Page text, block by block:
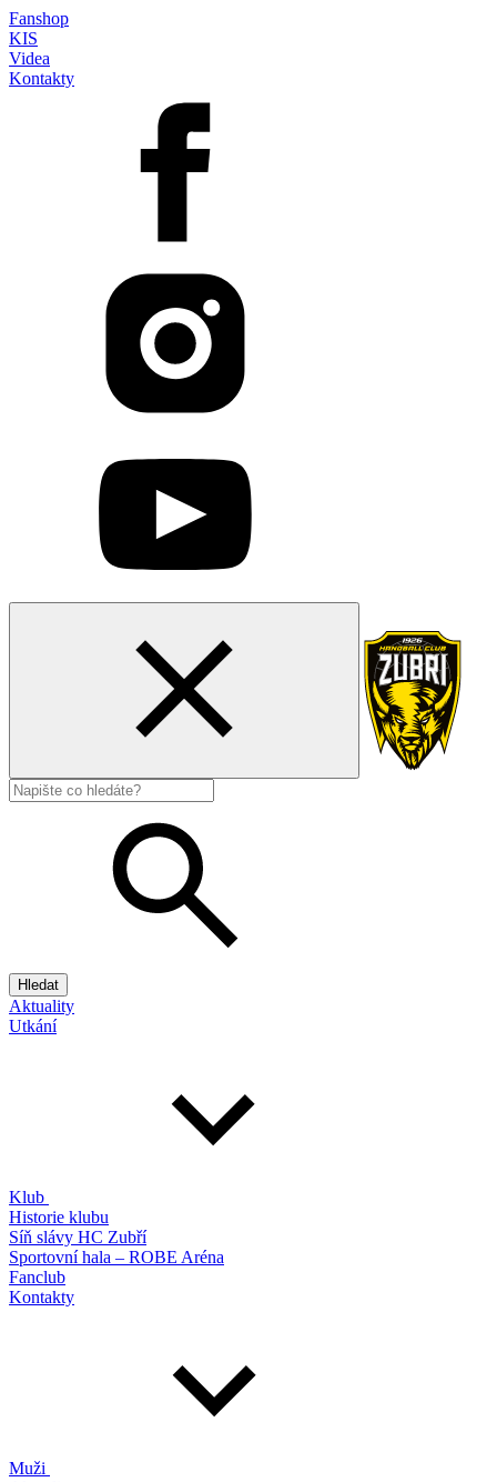
Fanshop
KIS
Videa
Kontakty
Hledat
Aktuality
Utkání
Klub
Historie klubu
Síň slávy HC Zubří
Sportovní hala – ROBE Aréna
Fanclub
Kontakty
Muži